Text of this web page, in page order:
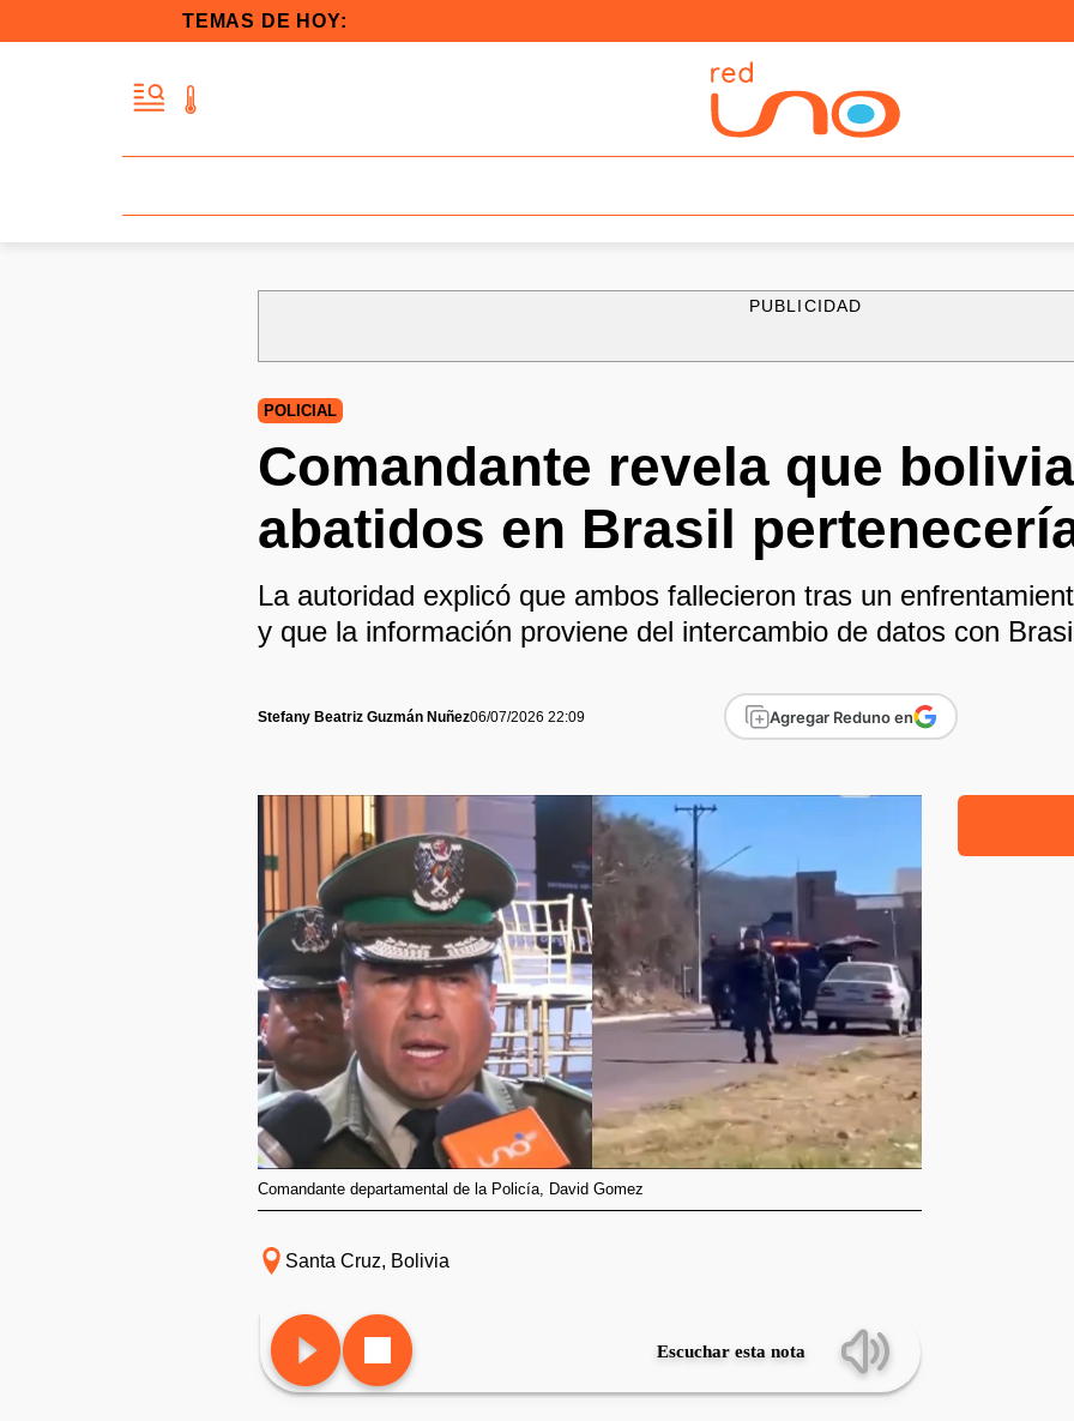
TEMAS DE HOY:
PUBLICIDAD
POLICIAL
Comandante revela que
abatidos en Brasil
La autoridad explicó que ambos fallecieron tras un
y que la información proviene del intercambio de datos con
Stefany Beatriz Guzmán Nuñez06/07/2026 22:09 Agregar Reduno en
Comandante departamental de la Policía, David Gomez
Santa Cruz, Bolivia
Escuchar esta nota